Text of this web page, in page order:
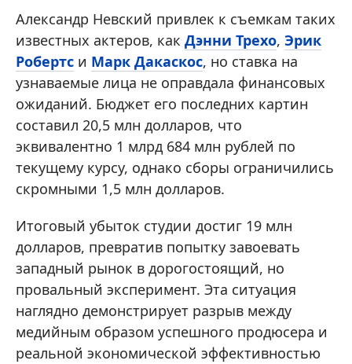
Александр Невский привлек к съемкам таких
известных актеров, как Дэнни Трехо, Эрик
Робертс и Марк Дакаскос, но ставка на
узнаваемые лица не оправдала финансовых
ожиданий. Бюджет его последних картин
составил 20,5 млн долларов, что
эквивалентно 1 млрд 684 млн рублей по
текущему курсу, однако сборы ограничились
скромными 1,5 млн долларов.
Итоговый убыток студии достиг 19 млн
долларов, превратив попытку завоевать
западный рынок в дорогостоящий, но
провальный эксперимент. Эта ситуация
наглядно демонстрирует разрыв между
медийным образом успешного продюсера и
реальной экономической эффективностью